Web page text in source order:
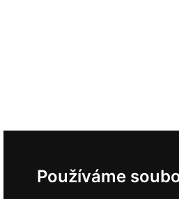
Používáme